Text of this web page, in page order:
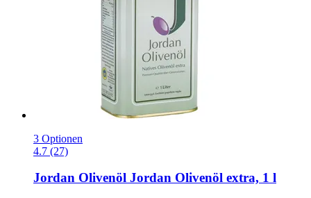
3 Optionen
4.7 (27)
Jordan Olivenöl Jordan Olivenöl extra, 1 l